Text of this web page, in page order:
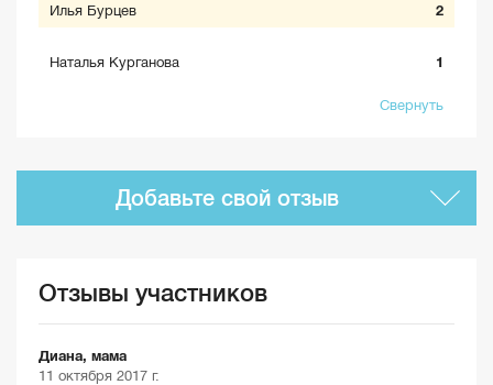
Илья Бурцев 2
Наталья Курганова 1
Свернуть
Добавьте свой отзыв
Отзывы участников
Диана, мама
11 октября 2017 г.